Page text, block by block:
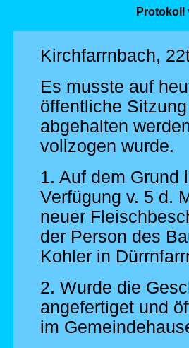
Protokoll
Kirchfarrnbach,
Es musste auf
öffentliche
abgehalten
vollzogen wurde.
1. Auf dem Grund
Verfügung v. 5 d.
neuer
der Person des
Kohler in
2. Wurde die
angefertiget und
im